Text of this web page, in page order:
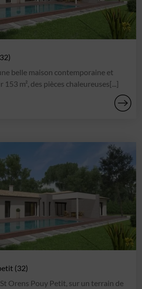
belle maison contemporaine et
153 m², des pièces chaleureuses[...]
(32)
Orens Pouy Petit, sur un terrain de